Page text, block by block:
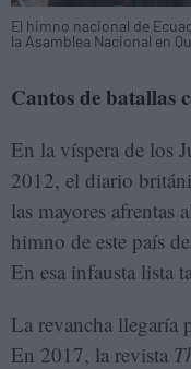
El himno nacional de
la Asamblea Nacional en
Cantos de batallas
En la víspera de los
2012, el diario
las mayores
himno de este país
En esa infausta lista
La revancha llegaría
En 2017, la revista